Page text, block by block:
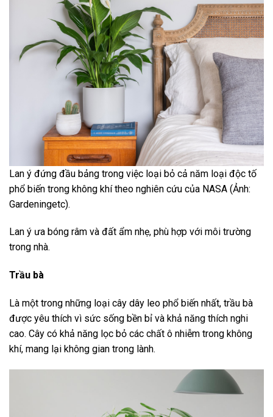
Lan ý đứng đầu bảng trong việc loại bỏ cả năm loại độc tố
phổ biến trong không khí theo nghiên cứu của NASA (Ảnh:
Gardeningetc).
Lan ý ưa bóng râm và đất ẩm nhẹ, phù hợp với môi trường
trong nhà.
Trầu bà
Là một trong những loại cây dây leo phổ biến nhất, trầu bà
được yêu thích vì sức sống bền bỉ và khả năng thích nghi
cao. Cây có khả năng lọc bỏ các chất ô nhiễm trong không
khí, mang lại không gian trong lành.